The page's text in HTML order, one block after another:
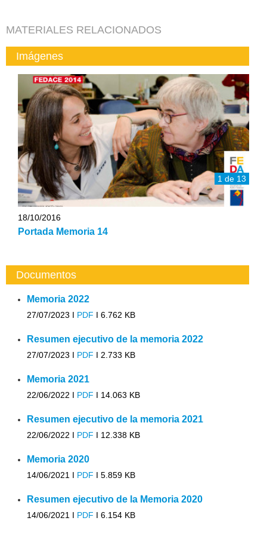
MATERIALES RELACIONADOS
Imágenes
1 de 13
18/10/2016
Portada Memoria 14
Documentos
Memoria 2022
27/07/2023 I PDF I 6.762 KB
Resumen ejecutivo de la memoria 2022
27/07/2023 I PDF I 2.733 KB
Memoria 2021
22/06/2022 I PDF I 14.063 KB
Resumen ejecutivo de la memoria 2021
22/06/2022 I PDF I 12.338 KB
Memoria 2020
14/06/2021 I PDF I 5.859 KB
Resumen ejecutivo de la Memoria 2020
14/06/2021 I PDF I 6.154 KB